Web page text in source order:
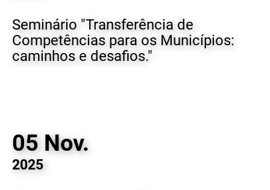
Seminário "Transferência de
Competências para os Municípios:
caminhos e desafios."
05 Nov.
2025